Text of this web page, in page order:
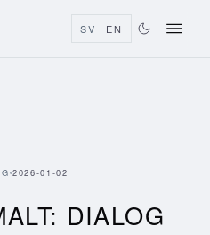
SV EN
2026-01-02
DIALOG